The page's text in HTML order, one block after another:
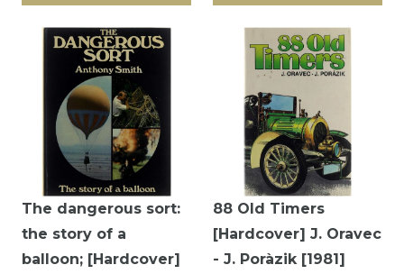
The dangerous sort:
the story of a
balloon; [Hardcover]
88 Old Timers
[Hardcover] J. Oravec
- J. Poràzik [1981]